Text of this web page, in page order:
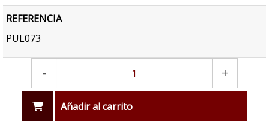
REFERENCIA
PUL073
- +
Añadir al carrito